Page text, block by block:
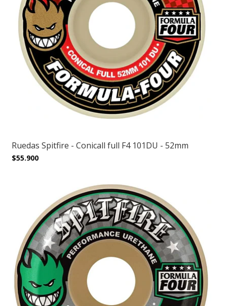
Ruedas Spitfire - Conicall full F4 101DU - 52mm
$55.900